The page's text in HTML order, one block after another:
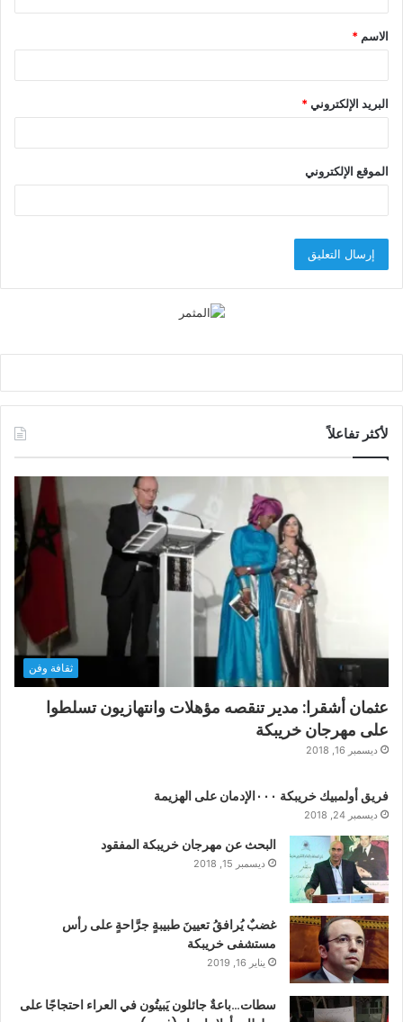
ق
*
الاسم *
البريد الإلكتروني*
الموقع الإلكتروني
لأكثر تفاعلاً
ثقافة وفن
عثمان أشقرا: مدير تنقصه مؤهلات وانتهازيون تسلطوا
على مهرجان خريبكة
ديسمبر 16, 2018
فريق أولمبيك خريبكة ٠٠٠الإدمان على الهزيمة
ديسمبر 24, 2018
البحث عن مهرجان خريبكة المفقود
ديسمبر 15, 2018
غضبٌ يُرافقُ تعيينَ طبيبةٍ جرَّاحةٍ على رأس
مستشفى خريبكة
يناير 16, 2019
سطات…باعةٌ جائلون يَبيتُون في العراء احتجاجًا على